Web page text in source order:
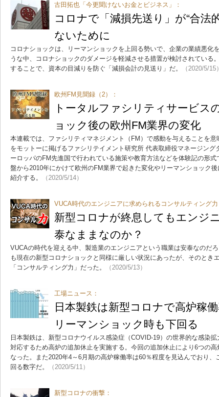
古田拓也「今更聞けないお金とビジネス」：
コロナで「減損先送り」が“合法
ないために
コロナショックは、リーマンショックを上回る勢いで、企業の業績悪化
うな中、コロナショックのダメージを軽減させる措置が検討されている
することで、資本の目減りを防ぐ「減損会計の見送り」だ。
（2020/5/15
欧州FM見聞録（2）：
トータルファシリティサービス
ョック後の欧州FM業界の変化
本連載では、ファシリティマネジメント（FM）で感動を与えることを
をモットーに掲げるファシリテイメント研究所 代表取締役マネージン
ーロッパのFM先進国で行われている施策や教育方法などを体験記の形
盤から2010年にかけて欧州のFM業界で起きた変化やリーマンショック
紹介する。
（2020/5/14）
VUCA時代のエンジニアに求められるコンサルティング
新型コロナが終息してもエンジ
泰なままなのか？
VUCAの時代を迎える中、製造業のエンジニアという職業は安泰なのだ
も現在の新型コロナショックと同様に厳しい状況にあったが、そのとき
「コンサルティング力」だった。
（2020/5/13）
工場ニュース：
日本製鉄は新型コロナで高炉稼
リーマンショック時も下回る
日本製鉄は、新型コロナウイルス感染症（COVID-19）の世界的な感染
対応するため高炉の追加休止を実施する。今回の追加休止により6つの
なった。また2020年4～6月期の高炉稼働率は60％程度を見込んでおり
回る数字だ。
（2020/5/11）
新型コロナの衝撃：